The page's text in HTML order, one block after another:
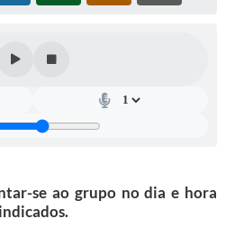
se ao grupo no dia e hora
indicados.